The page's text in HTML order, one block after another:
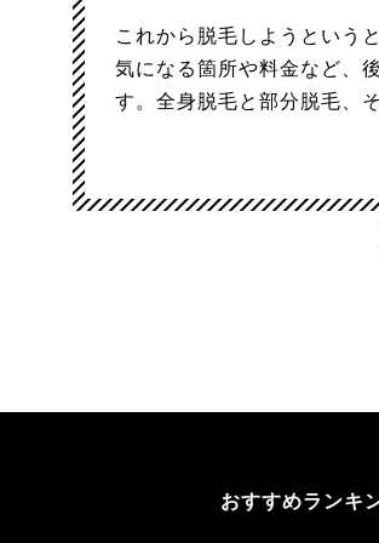
これから脱毛しようという
気になる箇所や料金など、
す。全身脱毛と部分脱毛、
おすすめランキ